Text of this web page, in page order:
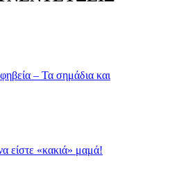
– Τα σημάδια και
είστε «κακιά» μαμά!